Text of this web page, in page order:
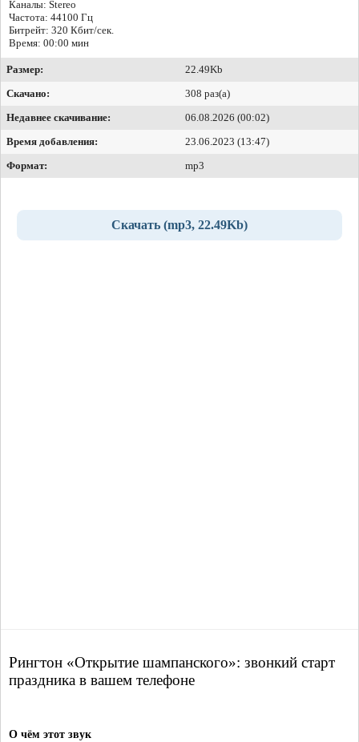
Каналы: Stereo
Частота: 44100 Гц
Битрейт: 320 Кбит/сек.
Время: 00:00 мин
Размер:
22.49Kb
Скачано:
308 раз(а)
Недавнее скачивание:
06.08.2026 (00:02)
Время добавления:
23.06.2023 (13:47)
Формат:
mp3
Скачать (mp3, 22.49Kb)
Рингтон «Открытие шампанского»: звонкий старт
праздника в вашем телефоне
О чём этот звук